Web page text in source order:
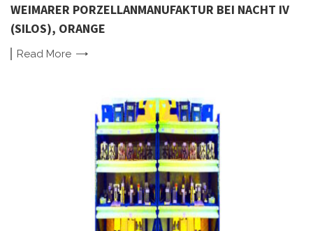
WEIMARER PORZELLANMANUFAKTUR BEI NACHT IV
(SILOS), ORANGE
Read More